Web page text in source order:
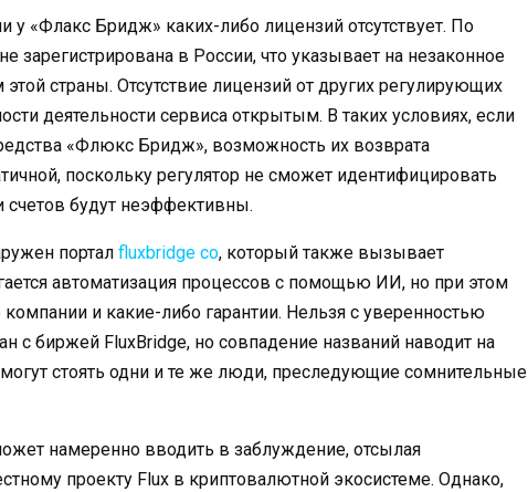
у «Флакс Бридж» каких-либо лицензий отсутствует. По
зарегистрирована в России, что указывает на незаконное
страны. Отсутствие лицензий от других регулирующих
деятельности сервиса открытым. В таких условиях, если
«Флюкс Бридж», возможность их возврата
поскольку регулятор не сможет идентифицировать
счетов будут неэффективны.
портал fluxbridge co, который также вызывает
автоматизация процессов с помощью ИИ, но при этом
и какие-либо гарантии. Нельзя с уверенностью
с биржей FluxBridge, но совпадение названий наводит на
стоять одни и те же люди, преследующие сомнительные
намеренно вводить в заблуждение, отсылая
проекту Flux в криптовалютной экосистеме. Однако,